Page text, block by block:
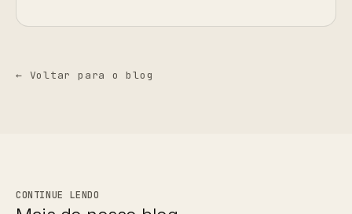
← Voltar para o blog
CONTINUE LENDO